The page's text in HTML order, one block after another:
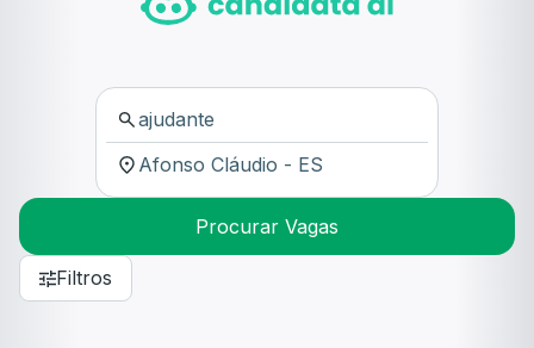
Procurar Vagas
Filtros